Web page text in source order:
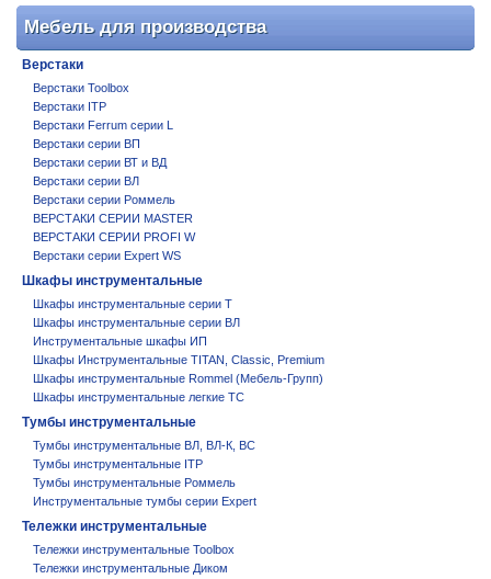
Мебель для производства
Верстаки
Верстаки Toolbox
Верстаки ITP
Верстаки Ferrum серии L
Верстаки серии ВП
Верстаки серии ВТ и ВД
Верстаки серии ВЛ
Верстаки серии Роммель
ВЕРСТАКИ СЕРИИ MASTER
ВЕРСТАКИ СЕРИИ PROFI W
Верстаки серии Expert WS
Шкафы инструментальные
Шкафы инструментальные серии T
Шкафы инструментальные серии ВЛ
Инструментальные шкафы ИП
Шкафы Инструментальные TITAN, Classic, Premium
Шкафы инструментальные Rommel (Мебель-Групп)
Шкафы инструментальные легкие ТС
Тумбы инструментальные
Тумбы инструментальные ВЛ, ВЛ-К, ВС
Тумбы инструментальные ITP
Тумбы инструментальные Роммель
Инструментальные тумбы серии Expert
Тележки инструментальные
Тележки инструментальные Toolbox
Тележки инструментальные Диком